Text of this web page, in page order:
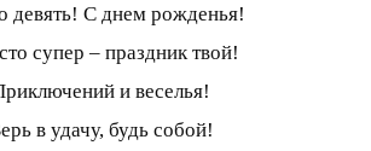
девять! С днем рожденья!
супер – праздник твой!
и веселья!
в удачу, будь собой!